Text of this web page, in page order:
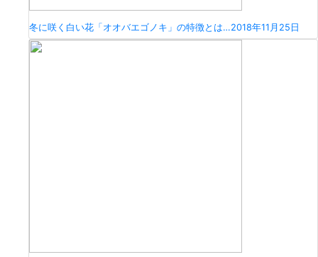
冬に咲く白い花「オオバエゴノキ」の特徴とは…2018年11月25日